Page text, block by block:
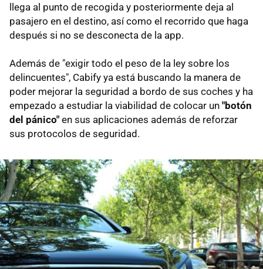
llega al punto de recogida y posteriormente deja al
pasajero en el destino, así como el recorrido que haga
después si no se desconecta de la app.
Además de "exigir todo el peso de la ley sobre los
delincuentes", Cabify ya está buscando la manera de
poder mejorar la seguridad a bordo de sus coches y ha
empezado a estudiar la viabilidad de colocar un "botón
del pánico" en sus aplicaciones además de reforzar
sus protocolos de seguridad.